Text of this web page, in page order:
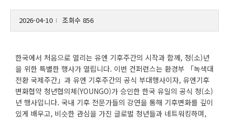
2026-04-10 조회수 856
한국에서 처음으로 열리는 유엔 기후주간의 시작과 함께, 청(소)년
을 위한 특별한 행사가 열립니다. 이번 컨퍼런스는 환경부 「녹색대
전환 국제주간」과 유엔 기후주간의 공식 부대행사이자, 유엔기후
변화협약 청년협의체(YOUNGO)가 승인한 한국 유일의 공식 청(소)
년 행사입니다. 국내 기후 전문가들의 강연을 통해 기후변화를 깊이
있게 배우고, 비슷한 관심을 가진 글로벌 청년들과 네트워킹하며,